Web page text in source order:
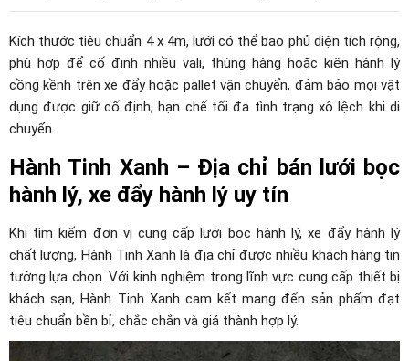
Kích thước tiêu chuẩn 4 x 4m, lưới có thể bao phủ diện tích rộng,
phù hợp để cố định nhiều vali, thùng hàng hoặc kiện hành lý
cồng kềnh trên xe đẩy hoặc pallet vận chuyển, đảm bảo mọi vật
dụng được giữ cố định, hạn chế tối đa tình trạng xô lệch khi di
chuyển.
Hành Tinh Xanh – Địa chỉ bán lưới bọc
hành lý, xe đẩy hành lý uy tín
Khi tìm kiếm đơn vị cung cấp lưới bọc hành lý, xe đẩy hành lý
chất lượng, Hành Tinh Xanh là địa chỉ được nhiều khách hàng tin
tưởng lựa chọn. Với kinh nghiệm trong lĩnh vực cung cấp thiết bị
khách sạn, Hành Tinh Xanh cam kết mang đến sản phẩm đạt
tiêu chuẩn bền bỉ, chắc chắn và giá thành hợp lý.